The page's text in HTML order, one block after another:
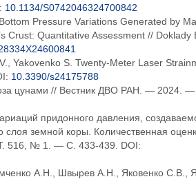
10.1134/S0742046324700842
Pressure Variations Generated by
Crust: Quantitative Assessment //
Yakovenko S. Twenty-Meter Laser
10.3390/s24175788
цунами // Вестник ДВО РАН. —
придонного давления,
земной коры. Количественная
516, № 1. — С. 433-439. DOI:
А.Н., Швырев А.Н., Яковенко С.В.,